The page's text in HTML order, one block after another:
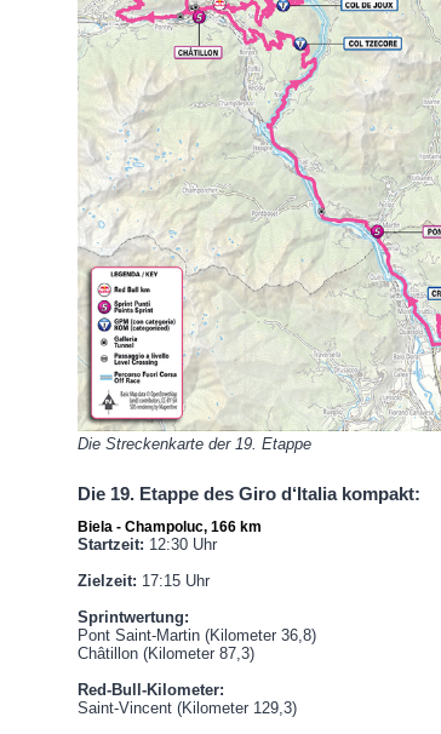
Die Streckenkarte der 19. Etappe
Die 19. Etappe des Giro d‘Italia kompakt:
Biela - Champoluc, 166 km
Startzeit: 12:30 Uhr
Zielzeit: 17:15 Uhr
Sprintwertung:
Pont Saint-Martin (Kilometer 36,8)
Châtillon (Kilometer 87,3)
Red-Bull-Kilometer:
Saint-Vincent (Kilometer 129,3)